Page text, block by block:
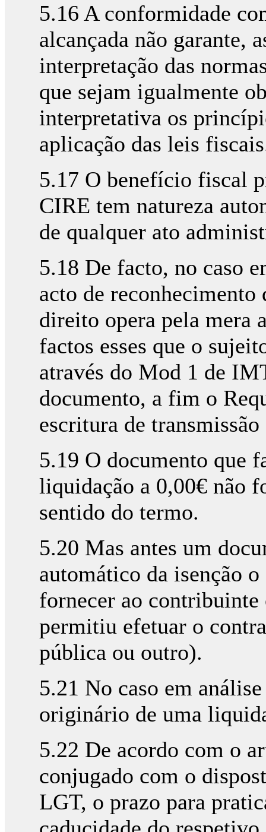
5.16 A conformidade
alcançada não garante,
interpretação das
que sejam igualmente
interpretativa os
aplicação das leis
5.17 O benefício fiscal
CIRE tem natureza
de qualquer ato
5.18 De facto, no caso
acto de
direito opera pela mera
factos esses que o
através do Mod 1 de
documento, a fim o
escritura de
5.19 O documento que
liquidação a 0,00€ não
sentido do termo.
5.20 Mas antes um
automático da isenção
fornecer ao contribuinte
permitiu efetuar o
pública ou outro).
5.21 No caso em
originário de uma
5.22 De acordo com o
conjugado com o
LGT, o prazo para